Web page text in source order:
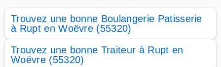
Trouvez une bonne Boulangerie Patisserie
à Rupt en Woëvre (55320)
Trouvez une bonne Traiteur à Rupt en
Woëvre (55320)